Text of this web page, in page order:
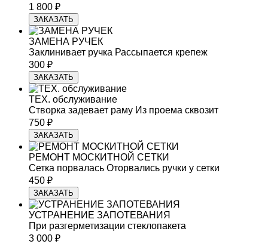
1 800 ₽
ЗАКАЗАТЬ
ЗАМЕНА РУЧЕК
Заклинивает ручка Рассыпается крепеж
300 ₽
ЗАКАЗАТЬ
ТЕХ. обслуживание
Створка задевает раму Из проема сквозит
750 ₽
ЗАКАЗАТЬ
РЕМОНТ МОСКИТНОЙ СЕТКИ
Сетка порвалась Оторвались ручки у сетки
450 ₽
ЗАКАЗАТЬ
УСТРАНЕНИЕ ЗАПОТЕВАНИЯ
При разгерметизации стеклопакета
3 000 ₽